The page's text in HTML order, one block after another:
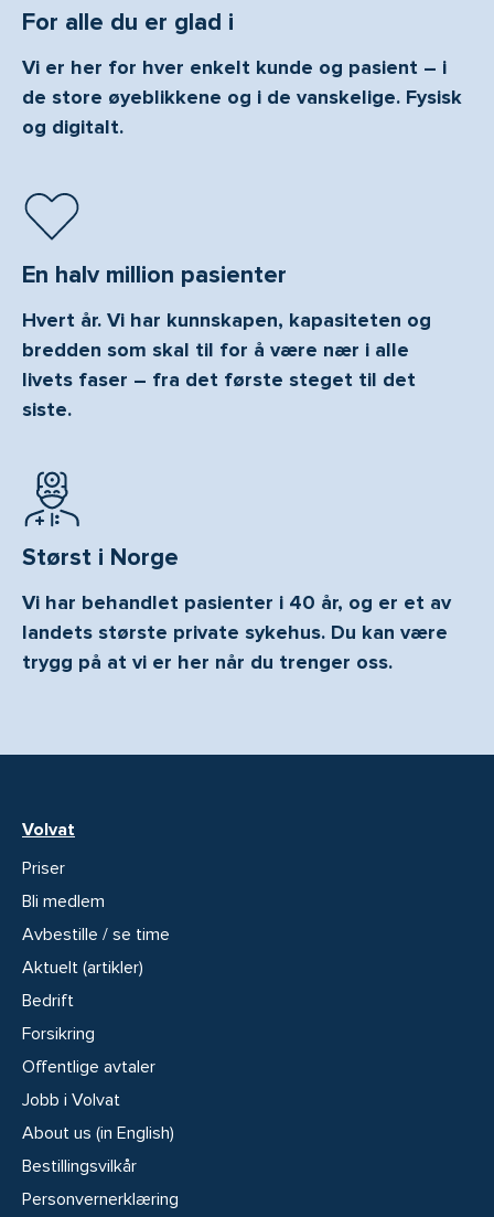
For alle du er glad i
Vi er her for hver enkelt kunde og pasient – i
de store øyeblikkene og i de vanskelige. Fysisk
og digitalt.
En halv million pasienter
Hvert år. Vi har kunnskapen, kapasiteten og
bredden som skal til for å være nær i alle
livets faser – fra det første steget til det
siste.
Størst i Norge
Vi har behandlet pasienter i 40 år, og er et av
landets største private sykehus. Du kan være
trygg på at vi er her når du trenger oss.
Volvat
Priser
Bli medlem
Avbestille / se time
Aktuelt (artikler)
Bedrift
Forsikring
Offentlige avtaler
Jobb i Volvat
About us (in English)
Bestillingsvilkår
Personvernerklæring